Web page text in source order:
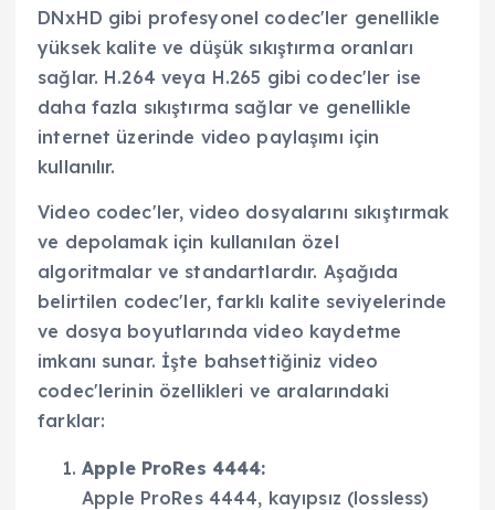
DNxHD gibi profesyonel codec'ler genellikle
yüksek kalite ve düşük sıkıştırma oranları
sağlar. H.264 veya H.265 gibi codec'ler ise
daha fazla sıkıştırma sağlar ve genellikle
internet üzerinde video paylaşımı için
kullanılır.
Video codec'ler, video dosyalarını sıkıştırmak
ve depolamak için kullanılan özel
algoritmalar ve standartlardır. Aşağıda
belirtilen codec'ler, farklı kalite seviyelerinde
ve dosya boyutlarında video kaydetme
imkanı sunar. İşte bahsettiğiniz video
codec'lerinin özellikleri ve aralarındaki
farklar:
Apple ProRes 4444:
Apple ProRes 4444, kayıpsız (lossless)